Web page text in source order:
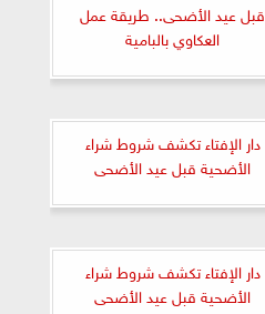
قبل عيد الأضحى.. طريقة عمل
العكاوي بالبامية
دار الإفتاء تكشف شروط شراء
الأضحية قبل عيد الأضحى
دار الإفتاء تكشف شروط شراء
الأضحية قبل عيد الأضحى